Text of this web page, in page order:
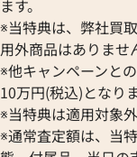
ます。
※当特典は、弊社買
用外商品はありませ
※他キャンペーンと
10万円(税込)となりま
※当特典は適用対象
※通常査定額は、当